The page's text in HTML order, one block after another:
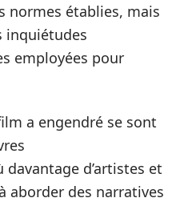
normes établies, mais
inquiétudes
employées pour
a engendré se sont
d’artistes et
aborder des narratives